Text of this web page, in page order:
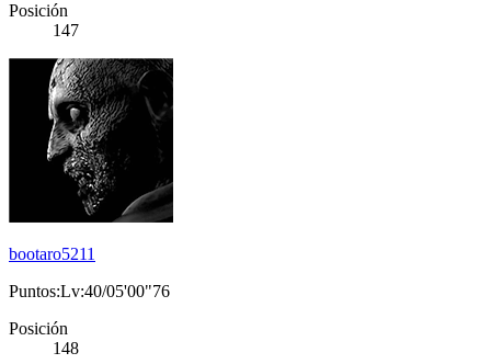
Posición
147
bootaro5211
Puntos:Lv:40/05'00"76
Posición
148